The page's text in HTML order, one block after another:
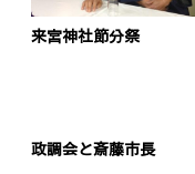
来宮神社節分祭
政調会と斎藤市長